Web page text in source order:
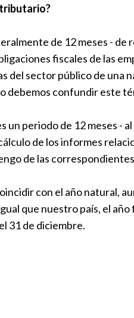
tributario?
de 12 meses -
fiscales de las
del sector público de una
debemos confundir este
un periodo de 12 meses -
de los informes
de las
con el año natural,
que nuestro país, el
31 de diciembre.